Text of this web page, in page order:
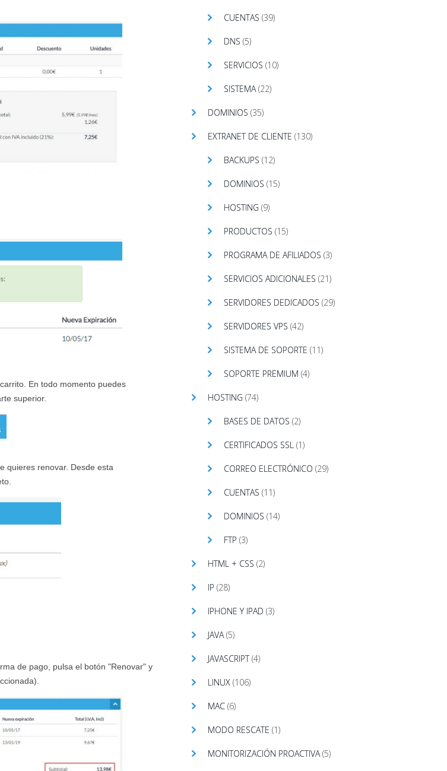
En todo momento puedes
superior.
quieres renovar. Desde esta
de pago, pulsa el botón "Renovar" y
CUENTAS (39)
DNS (5)
SERVICIOS (10)
SISTEMA(22)
DOMINIOS (35)
EXTRANET DE CLIENTE (130)
BACKUPS (12)
DOMINIOS (15)
HOSTING (9)
PRODUCTOS (15)
PROGRAMA DE AFILIADOS (3)
SERVICIOS ADICIONALES (21)
SERVIDORES DEDICADOS (29)
SERVIDORES VPS (42)
SISTEMA DE SOPORTE (11)
SOPORTE PREMIUM (4)
HOSTING (74)
BASES DE DATOS (2)
CERTIFICADOS SSL (1)
CORREO ELECTRÓNICO (29)
CUENTAS (11)
DOMINIOS (14)
FTP (3)
HTML + CSS (2)
IP (28)
IPHONE Y IPAD (3)
JAVA(5)
JAVASCRIPT(4)
LINUX (106)
MAC (6)
MODO RESCATE (1)
MONITORIZACIÓN PROACTIVA(5)